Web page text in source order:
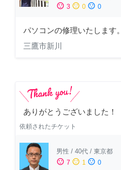
sentiment_satisfied 3 sentiment_neutral 0 sentiment_dissatisfied 0
パソコンの修理いたします。
三鷹市新川
ありがとうございました！
依頼されたチケット
男性 / 40代 / 東京都
sentiment_satisfied 7 sentiment_neutral 1 sentiment_dissatisfied 0